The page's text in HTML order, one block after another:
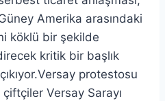
Amerika arasındaki
köklü bir şekilde
kritik bir başlık
protestosu
Versay Sarayı